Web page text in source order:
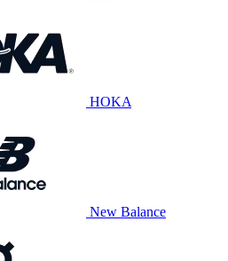
HOKA
New Balance